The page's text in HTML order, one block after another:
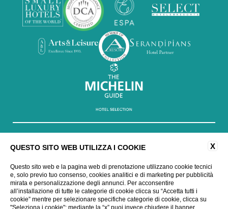
WEBSITE BY BLASTNESS
X
QUESTO SITO WEB UTILIZZA I COOKIE
Questo sito web e la pagina web di prenotazione utilizzano cookie tecnici
e, solo previo tuo consenso, cookies analitici e di marketing per pubblicità
mirata e personalizzazione degli annunci. Per acconsentire
all’installazione di tutte le categorie di cookie clicca su “Accetta tutti i
cookie” mentre per selezionare specifiche categorie di cookie, clicca su
"Seleziona i cookie"; mediante la “x” puoi invece chiudere il banner